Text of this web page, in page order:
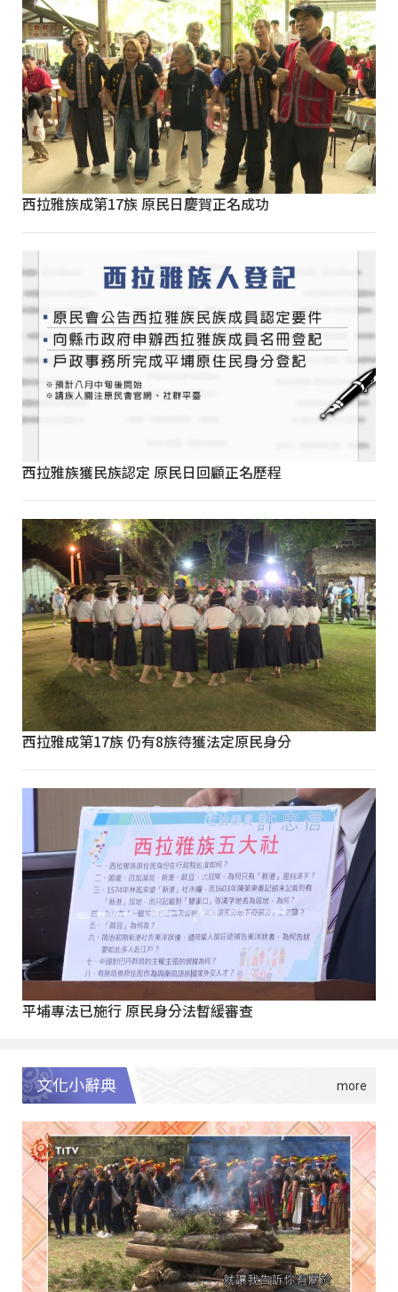
西拉雅族成第17族 原民日慶賀正名成功
西拉雅族獲民族認定 原民日回顧正名歷程
西拉雅成第17族 仍有8族待獲法定原民身分
平埔專法已施行 原民身分法暫緩審查
文化小辭典